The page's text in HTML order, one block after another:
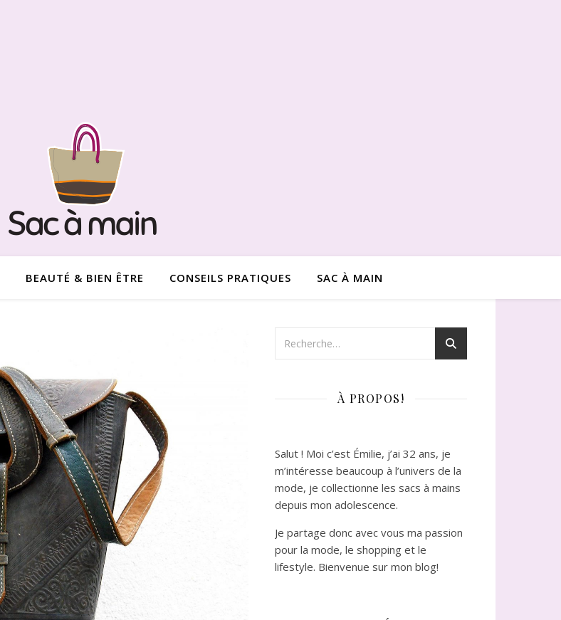
Shopping, mode et lifestyle!
BEAUTÉ & BIEN ÊTRE CONSEILS PRATIQUES SAC À MAIN
À PROPOS!
Salut ! Moi c’est Émilie, j’ai 32 ans, je
m’intéresse beaucoup à l’univers de la
mode, je collectionne les sacs à mains
depuis mon adolescence.
Je partage donc avec vous ma passion
pour la mode, le shopping et le
lifestyle. Bienvenue sur mon blog!